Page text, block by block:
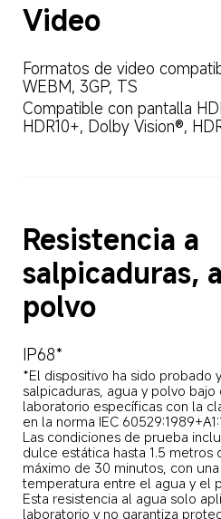
Video
Formatos de video
WEBM, 3GP, TS
Compatible con pantalla
HDR10+, Dolby Vision®,
Resistencia a
salpicaduras,
polvo
IP68*
*El dispositivo ha sido probado
salpicaduras, agua y polvo
laboratorio específicas con la
en la norma IEC
Las condiciones de prueba
dulce estática hasta 1.5
máximo de 30 minutos, con
temperatura entre el agua y el
Esta resistencia al agua solo
laboratorio y no garantiza